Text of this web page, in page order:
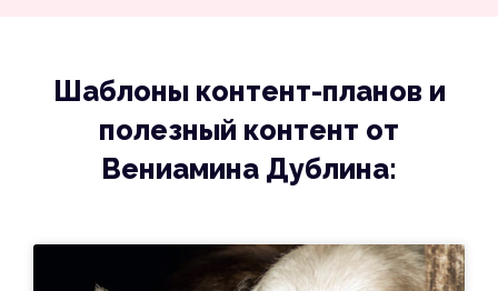
Шаблоны контент-планов и
полезный контент от
Вениамина Дублина: